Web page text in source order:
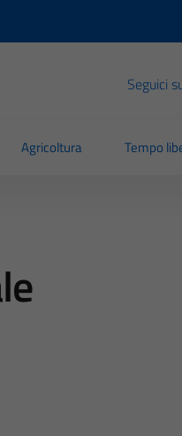
Seguici
Agricoltura Tempo